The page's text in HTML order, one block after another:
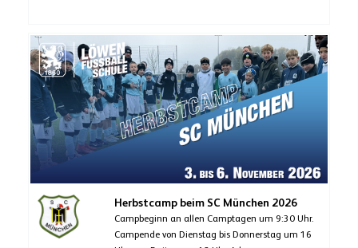
Herbstcamp beim SC München 2026
Campbeginn an allen Camptagen um 9:30 Uhr.
Campende von Dienstag bis Donnerstag um 16